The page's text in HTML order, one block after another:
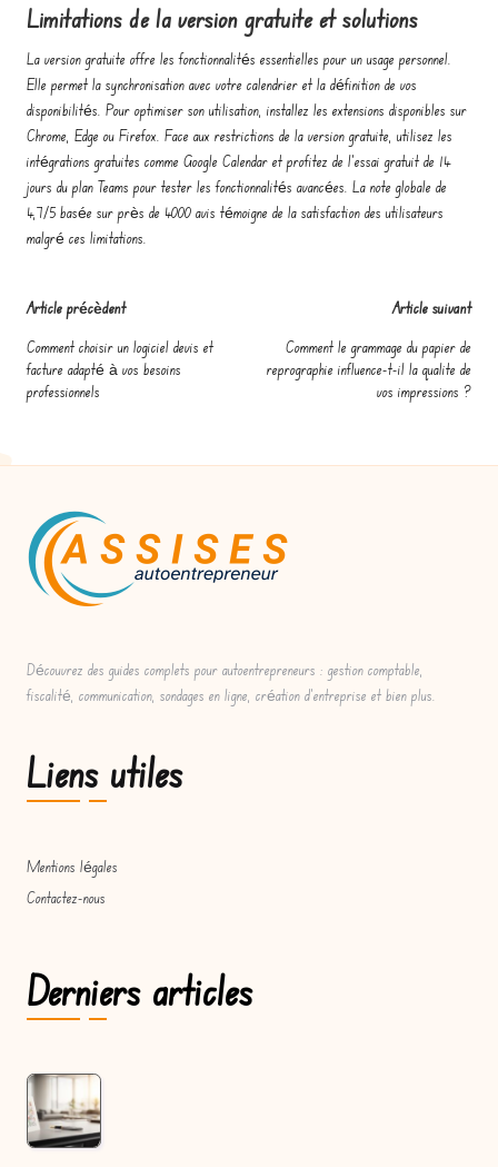
Limitations de la version gratuite et solutions
La version gratuite offre les fonctionnalités essentielles pour un usage personnel.
Elle permet la synchronisation avec votre calendrier et la définition de vos
disponibilités. Pour optimiser son utilisation, installez les extensions disponibles sur
Chrome, Edge ou Firefox. Face aux restrictions de la version gratuite, utilisez les
intégrations gratuites comme Google Calendar et profitez de l'essai gratuit de 14
jours du plan Teams pour tester les fonctionnalités avancées. La note globale de
4,7/5 basée sur près de 4000 avis témoigne de la satisfaction des utilisateurs
malgré ces limitations.
Post
navigation
Article précèdent
Comment choisir un logiciel devis et
facture adapté à vos besoins
professionnels
Article suivant
Comment le grammage du papier de
reprographie influence-t-il la qualite de
vos impressions ?
Découvrez des guides complets pour autoentrepreneurs : gestion comptable,
fiscalité, communication, sondages en ligne, création d'entreprise et bien plus.
Liens utiles
Mentions légales
Contactez-nous
Derniers articles